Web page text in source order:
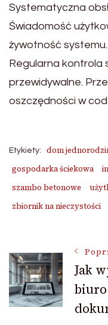
Systematyczna
Świadomość
żywotność systemu.
Regularna kontrola
przewidywalne.
oszczędności w
Etykiety: dom
gospodarka ściekowa
szambo betonowe
zbiornik na nieczystości
wpisu
Jak